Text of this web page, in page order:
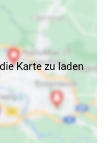
Karte zu laden